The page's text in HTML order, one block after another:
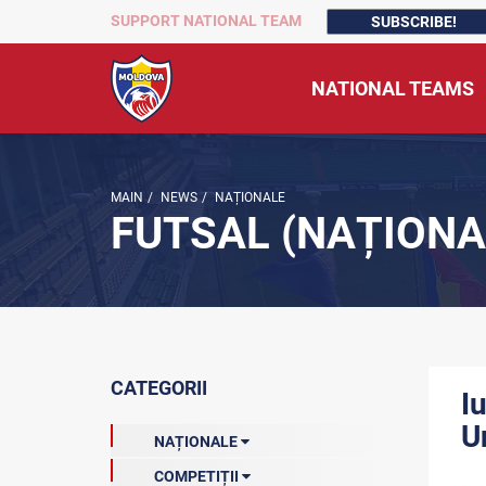
SUPPORT NATIONAL TEAM SUBSCRIBE!
NATIONAL TEAMS
MAIN / NEWS / NAȚIONALE
FUTSAL
CATEGORII
NAȚIONALE
COMPETIȚII